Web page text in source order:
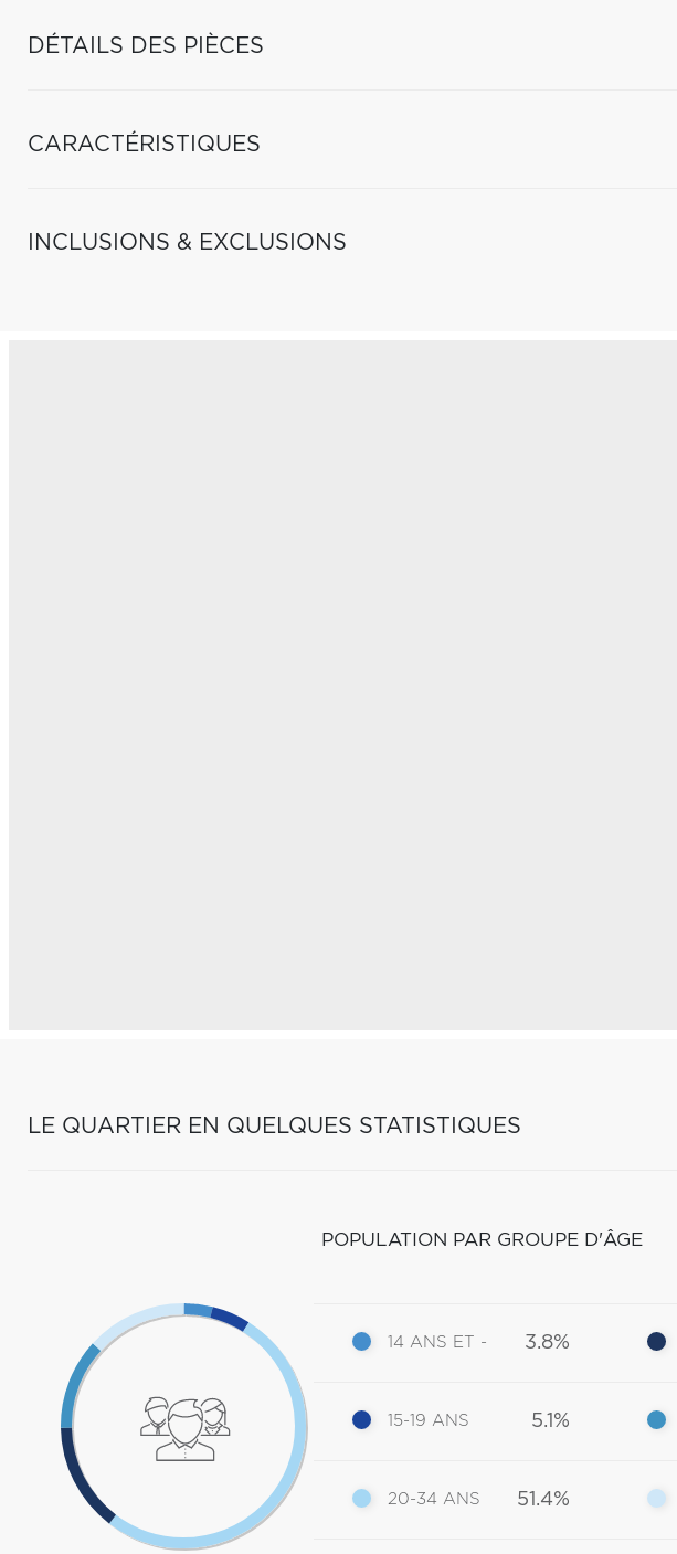
DÉTAILS DES PIÈCES
CARACTÉRISTIQUES
INCLUSIONS & EXCLUSIONS
LE QUARTIER EN QUELQUES STATISTIQUES
POPULATION PAR GROUPE D'ÂGE
14 ANS ET - 3.8%
15-19 ANS 5.1%
20-34 ANS 51.4%